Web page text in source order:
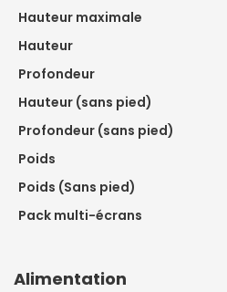
Hauteur maximale
Hauteur
Profondeur
Hauteur (sans pied)
Profondeur (sans pied)
Poids
Poids (Sans pied)
Pack multi-écrans
Alimentation